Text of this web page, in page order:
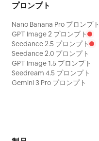
プロンプト
Nano Banana Pro プロンプト
GPT Image 2 プロンプト
Seedance 2.5 プロンプト
Seedance 2.0 プロンプト
GPT Image 1.5 プロンプト
Seedream 4.5 プロンプト
Gemini 3 Pro プロンプト